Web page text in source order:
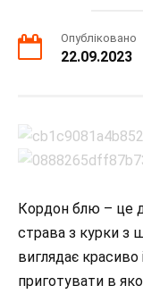
Опубліковано
22.09.2023
Кордон блю – це
страва з курки з
виглядає красиво
приготувати в